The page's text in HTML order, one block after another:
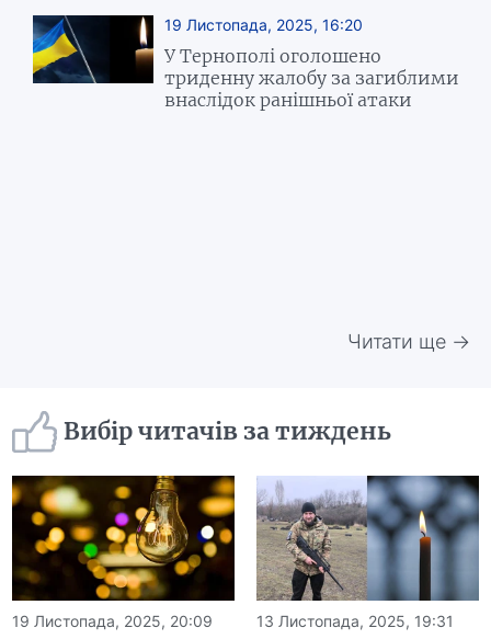
19 Листопада, 2025, 16:20
У Тернополі оголошено
триденну жалобу за загиблими
внаслідок ранішньої атаки
Читати ще →
Вибір читачів за тиждень
19 Листопада, 2025, 20:09 13 Листопада, 2025, 19:31